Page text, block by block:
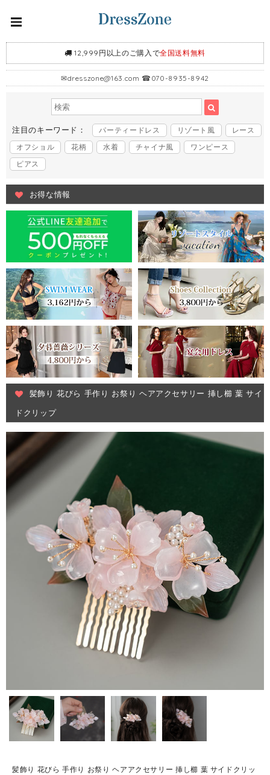
12,999円以上のご購入で全国送料無料
✉dresszone@163.com ☎070-8935-8942
注目のキーワード： パーティードレス リゾート風
レース
オフショル
花柄 水着 チャイナ風
ワンピース
ピアス
お得な情報
髪飾り 花びら 手作り お祭り ヘアアクセサリー 挿し櫛 葉 サイ
ドクリップ
髪飾り 花びら 手作り お祭り ヘアアクセサリー 挿し櫛 葉 サイドクリッ